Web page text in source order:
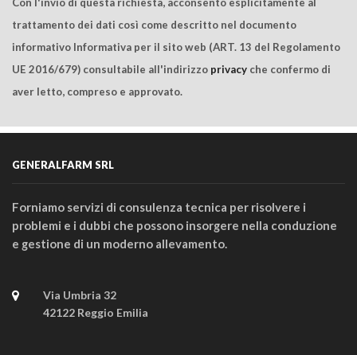
trattamento dei dati così come descritto nel documento
informativo Informativa per il sito web (ART. 13 del Regolamento
UE 2016/679) consultabile all'indirizzo privacy che confermo di
aver letto, compreso e approvato.
GENERALFARM SRL
Forniamo servizi di consulenza tecnica per risolvere i
problemi e i dubbi che possono insorgere nella conduzione
e gestione di un moderno allevamento.
Via Umbria 32
42122 Reggio Emilia